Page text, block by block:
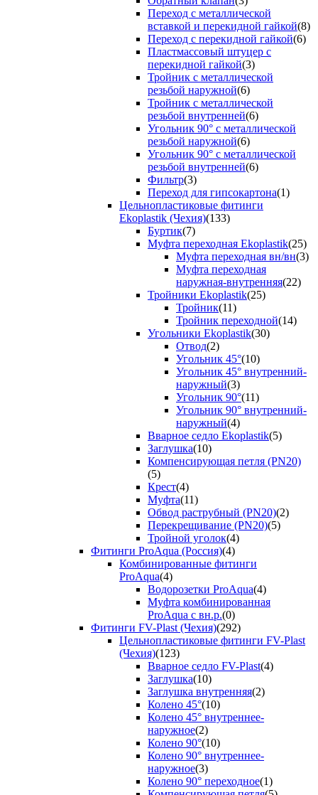
Переход с металлической
вставкой и перекидной гайкой(8)
Переход с перекидной гайкой(6)
Пластмассовый штуцер с
перекидной гайкой(3)
Тройник с металлической
резьбой наружной(6)
Тройник с металлической
резьбой внутренней(6)
Угольник 90° с металлической
резьбой наружной(6)
Угольник 90° с металлической
резьбой внутренней(6)
Фильтр(3)
Переход для гипсокартона(1)
Цельнопластиковые фитинги
Ekoplastik (Чехия)(133)
Буртик(7)
Муфта переходная Ekoplastik(25)
Муфта переходная вн/вн(3)
Муфта переходная
наружная-внутренняя(22)
Тройники Ekoplastik(25)
Тройник(11)
Тройник переходной(14)
Угольники Ekoplastik(30)
Отвод(2)
Угольник 45°(10)
Угольник 45° внутренний-
наружный(3)
Угольник 90°(11)
Угольник 90° внутренний-
наружный(4)
Вварное седло Ekoplastik(5)
Заглушка(10)
Компенсирующая петля (PN20)
(5)
Крест(4)
Муфта(11)
Обвод раструбный (PN20)(2)
Перекрещивание (PN20)(5)
Тройной уголок(4)
Фитинги ProAqua (Россия)(4)
Комбинированные фитинги
ProAqua(4)
Водорозетки ProAqua(4)
Муфта комбинированная
ProAqua с вн.р.(0)
Фитинги FV-Plast (Чехия)(292)
Цельнопластиковые фитинги FV-Plast
(Чехия)(123)
Вварное седло FV-Plast(4)
Заглушка(10)
Заглушка внутренняя(2)
Колено 45°(10)
Колено 45° внутреннее-
наружное(2)
Колено 90°(10)
Колено 90° внутреннее-
наружное(3)
Колено 90° переходное(1)